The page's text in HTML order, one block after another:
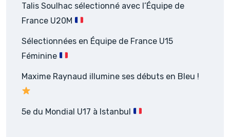
Talis Soulhac sélectionné avec l’Équipe de
France U20M
Sélectionnées en Équipe de France U15
Féminine
Maxime Raynaud illumine ses débuts en Bleu !
5e du Mondial U17 à Istanbul